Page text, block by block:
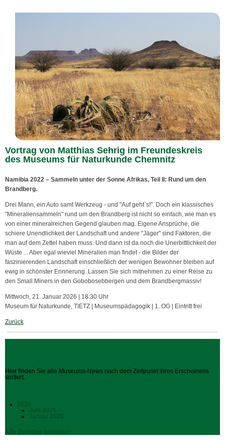
Vortrag von Matthias Sehrig im Freundeskreis
des Museums für Naturkunde Chemnitz
Namibia 2022 – Sammeln unter der Sonne Afrikas, Teil II: Rund um den
Brandberg.
Drei Mann, ein Auto samt Werkzeug - und "Auf geht`s!". Doch ein klassisches
"Mineraliensammeln" rund um den Brandberg ist nicht so einfach, wie man es
von einer mineralreichen Gegend glauben mag. Eigene Ansprüche, die
schiere Unendlichkeit der Landschaft und andere "Jäger" sind Faktoren, die
man auf dem Zettel haben muss. Und dann ist da noch die Unerbittlichkeit der
Wüste ... Aber egal wieviel Mineralien man findet - die Bilder der
faszinierenden Landschaft einschließlich der wenigen Bewohner bleiben auf
ewig in schönster Erinnerung. Lassen Sie sich mitnehmen zu einer Reise zu
den Small Miners in den Gobobosebbergen und dem Brandbergmassiv!
Mittwoch, 21. Januar 2026 | 18:30 Uhr
Museum für Naturkunde, TIETZ | Museumspädagogik | 1. OG | Eintritt frei
Zurück
Hier finden Sie alle Museums-News nach dem Zeitpunkt ihres Erscheinens
sortiert.
2026
Juni 2026
Januar 2026
Alle Beiträge anzeigen